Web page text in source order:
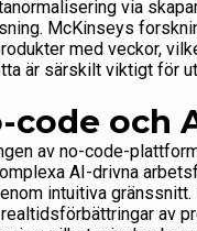
via
McKinseys
med veckor,
är särskilt viktigt för
code och
av no-code-
AI-drivna
intuitiva
av